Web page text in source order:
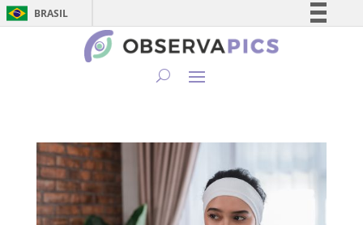
BRASIL
Simplifique!